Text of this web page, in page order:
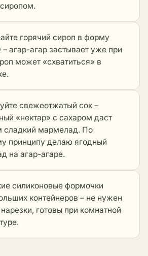
горячий сироп в форму
агар-агар застывает уже при
может «схватиться» в
свежеотжатый сок –
«нектар» с сахаром даст
сладкий мармелад. По
принципу делаю ягодный
на агар-агаре.
силиконовые формочки
контейнеров – не нужен
готовы при комнатной